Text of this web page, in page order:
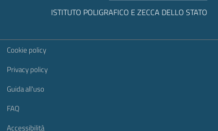
ISTITUTO POLIGRAFICO E ZECCA DELLO STATO
Sezione Link Utili
Cookie policy
Privacy policy
Guida all'uso
FAQ
Accessibilità